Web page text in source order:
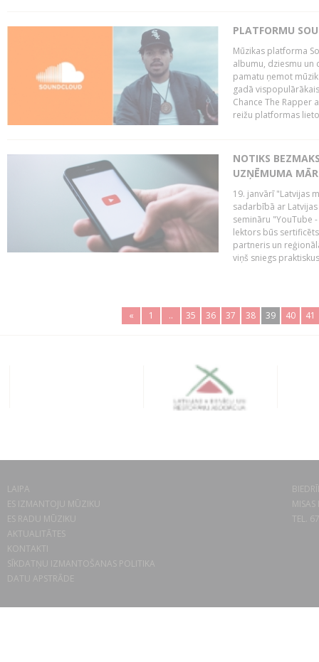
PLATFORMU
Mūzikas platforma
albumu, dziesmu un
pamatu ņemot
gadā
Chance The Rapper
reižu platformas
NOTIKS
UZŅĒMUMA
19. janvārī "Latvijas
sadarbībā ar
semināru "YouTube
lektors būs
partneris un
viņš sniegs
« 1 .. 35 36 37 38 39 40 41
LAIPA
ES IZMANTOJU MŪZIKU
ES RADU MŪZIKU
AKTUALITĀTES
KONTAKTI
SĪKDATŅU IZMANTOŠANAS POLITIKA
DATU APSTRĀDE
TEL.